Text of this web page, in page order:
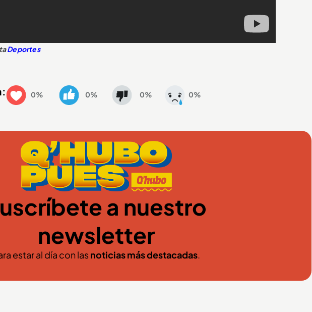
Deportes
0% 0% 0% 0%
a nuestro
newsletter
estar al día con lasnoticias más destacadas.